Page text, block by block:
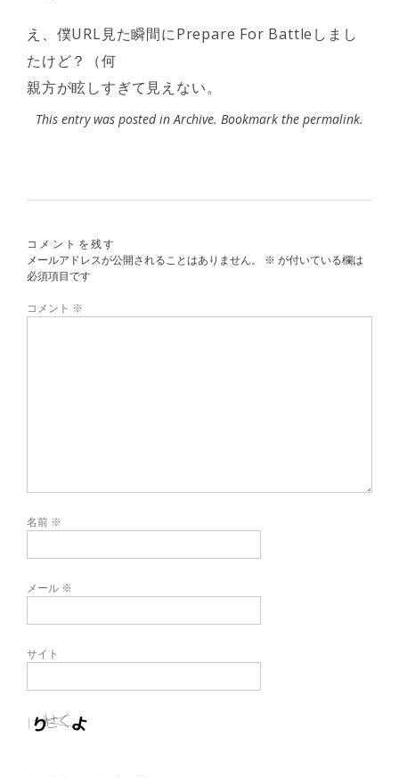
え、僕URL見た瞬間にPrepare For Battleしまし
たけど？（何
親方が眩しすぎて見えない。
This entry was posted inArchive. Bookmark the permalink.
コメントを残す
メールアドレスが公開されることはありません。
※ が付いている欄は
必須項目です
コメント ※
名前 ※
メール ※
サイト